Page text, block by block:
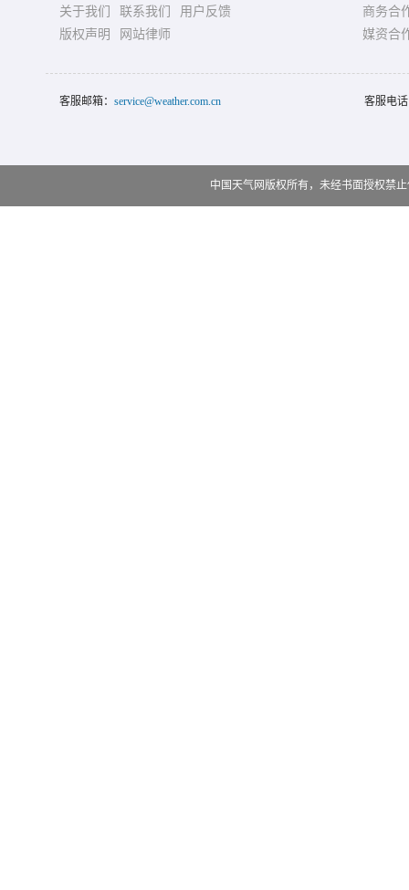
关于我们 联系我们
用户反馈
版权声明
网站律师
商务合
媒资合
客服邮箱： service@weather.com.cn 客服电
中国天气网版权所有，未经书面授权